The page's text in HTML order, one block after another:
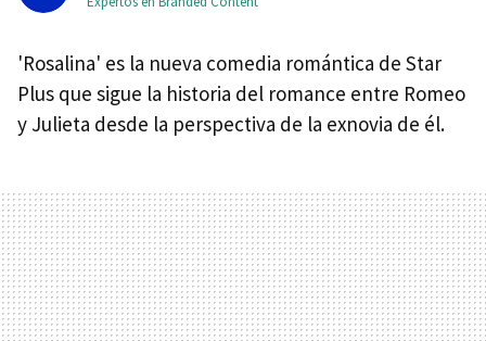
'Rosalina' es la nueva comedia romántica de Star
Plus que sigue la historia del romance entre Romeo
y Julieta desde la perspectiva de la exnovia de él.